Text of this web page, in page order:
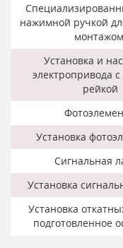
нажимной ручкой
Установка и
электропривода с
рейкой
Установка
Сигнальная
Установка
Установка
подготовленное